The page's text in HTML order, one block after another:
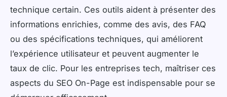
technique certain. Ces outils aident à présenter des
informations enrichies, comme des avis, des FAQ
ou des spécifications techniques, qui améliorent
l’expérience utilisateur et peuvent augmenter le
taux de clic. Pour les entreprises tech, maîtriser ces
aspects du SEO On-Page est indispensable pour se